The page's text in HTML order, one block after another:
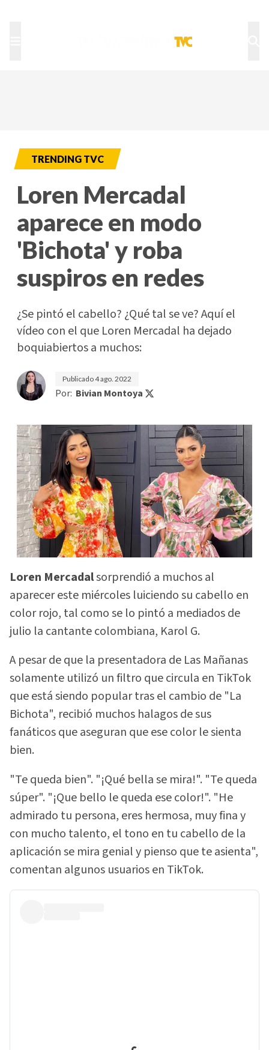
TRENDING TVC
Loren Mercadal
aparece en modo
'Bichota' y roba
suspiros en redes
¿Se pintó el cabello? ¿Qué tal se ve? Aquí el
vídeo con el que Loren Mercadal ha dejado
boquiabiertos a muchos:
Publicado4 ago. 2022
Por: Bivian Montoya
Loren Mercadalsorprendió a muchos al
aparecer este miércoles luiciendo su cabello en
color rojo, tal como se lo pintó a mediados de
julio la cantante colombiana, Karol G.
A pesar de que la presentadora de Las Mañanas
solamente utilizó un filtro que circula en TikTok
que está siendo popular tras el cambio de "La
Bichota", recibió muchos halagos de sus
fanáticos que aseguran que ese color le sienta
bien.
"Te queda bien". "¡Qué bella se mira!". "Te queda
súper". "¡Que bello le queda ese color!". "He
admirado tu persona, eres hermosa, muy fina y
con mucho talento, el tono en tu cabello de la
aplicación se mira genial y pienso que te asienta",
comentan algunos usuarios en TikTok.